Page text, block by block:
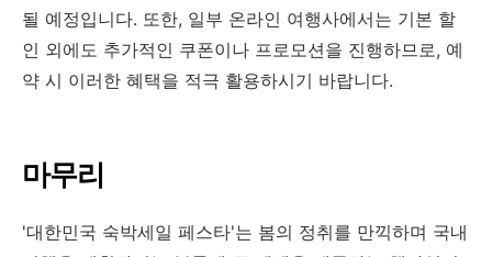
될 예정입니다. 또한, 일부 온라인 여행사에서는 기본 할
인 외에도 추가적인 쿠폰이나 프로모션을 진행하므로, 예
약 시 이러한 혜택을 적극 활용하시기 바랍니다.
마무리
'대한민국 숙박세일 페스타'는 봄의 정취를 만끽하며 국내